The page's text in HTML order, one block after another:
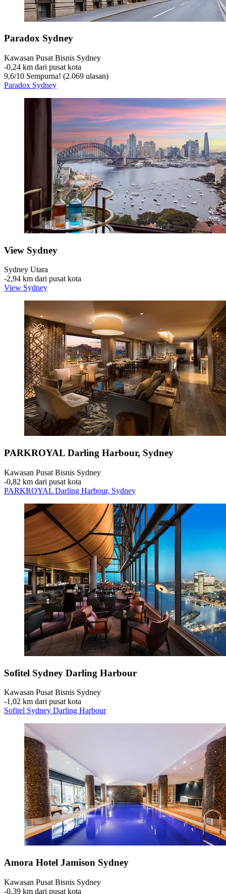
Paradox Sydney
Kawasan Pusat Bisnis Sydney
‐0,24 km dari pusat kota
9,6/10 Sempurna! (2.069 ulasan)
Paradox Sydney
View Sydney
Sydney Utara
‐2,94 km dari pusat kota
View Sydney
PARKROYAL Darling Harbour, Sydney
Kawasan Pusat Bisnis Sydney
‐0,82 km dari pusat kota
PARKROYAL Darling Harbour, Sydney
Sofitel Sydney Darling Harbour
Kawasan Pusat Bisnis Sydney
‐1,02 km dari pusat kota
Sofitel Sydney Darling Harbour
Amora Hotel Jamison Sydney
Kawasan Pusat Bisnis Sydney
‐0,39 km dari pusat kota